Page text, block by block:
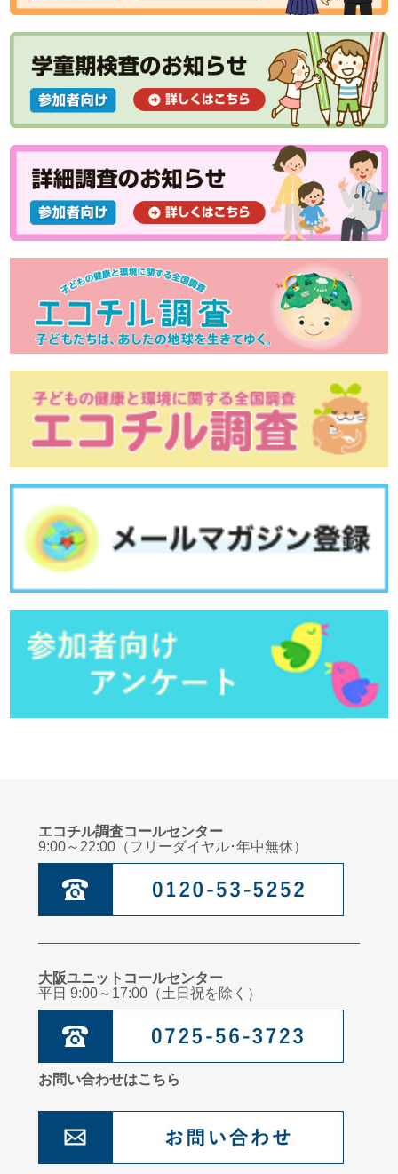
エコチル調査コールセンター
9:00～22:00（フリーダイヤル･年中無休）
大阪ユニットコールセンター
平日 9:00～17:00（土日祝を除く）
お問い合わせはこちら